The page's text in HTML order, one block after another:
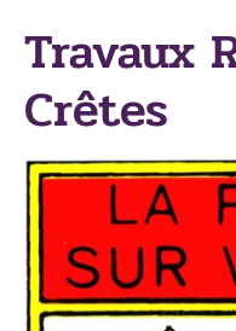
Travaux
Crêtes